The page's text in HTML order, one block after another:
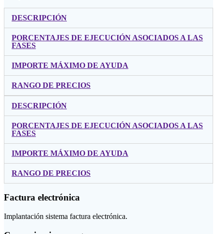
DESCRIPCIÓN
PORCENTAJES DE EJECUCIÓN ASOCIADOS A LAS
FASES
IMPORTE MÁXIMO DE AYUDA
RANGO DE PRECIOS
DESCRIPCIÓN
PORCENTAJES DE EJECUCIÓN ASOCIADOS A LAS
FASES
IMPORTE MÁXIMO DE AYUDA
RANGO DE PRECIOS
Factura electrónica
Implantación sistema factura electrónica.